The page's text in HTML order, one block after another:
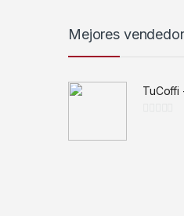
Mejores
TuCoffi